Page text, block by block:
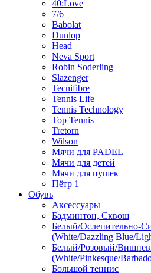
40:Love
7/6
Babolat
Dunlop
Head
Neva Sport
Robin Soderling
Slazenger
Tecnifibre
Tennis Life
Tennis Technology
Top Tennis
Tretorn
Wilson
Мячи для PADEL
Мячи для детей
Мячи для пушек
Пётр 1
Обувь
Аксессуары
Бадминтон, Сквош
Белый/Ослепительно-
(White/Dazzling Blue/
Белый/Розовый/
(White/Pinkesque/
Большой теннис